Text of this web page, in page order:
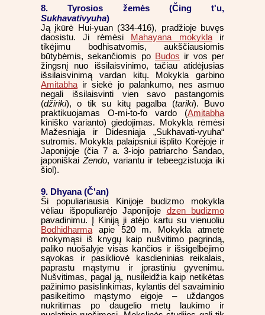
8. Tyrosios žemės (Čing t'u,
Sukhavativyuha)
Ją įkūrė Hui-yuan (334-416), pradžioje buvęs
daosistu. Ji rėmėsi
Mahayana mokyklair
tikėjimu bodhisatvomis, aukščiausiomis
būtybėmis, sekančiomis po Budos ir vos per
žingsnį nuo išsilaisvinimo, tačiau atidėjusias
išsilaisvinimą vardan kitų. Mokykla garbino
Amitabha ir siekė jo palankumo, nes asmuo
negali išsilaisvinti vien savo pastangomis
(džiriki), o tik su kitų pagalba (tariki). Buvo
praktikuojamas O-mi-to-fo vardo (Amitabha
kiniško varianto) giedojimas. Mokykla rėmėsi
Mažesniąja ir Didesniąja „Sukhavati-vyuha“
sutromis. Mokykla palaipsniui išplito Korėjoje ir
Japonijoje (čia 7 a. 3-iojo patriarcho Šandao,
japoniškaiZendo, variantu ir tebeegzistuoja iki
šiol).
9. Dhyana (Č'an)
Ši populiariausia Kinijoje budizmo mokykla
vėliau išpopuliarėjo Japonijoje dzen budizmo
pavadinimu. Į Kiniją ji atėjo kartu su vienuoliu
Bodhidharma apie 520 m. Mokykla atmetė
mokymąsi iš knygų kaip nušvitimo pagrindą,
paliko nuošalyje visas kančios ir išsigelbėjimo
sąvokas ir pasikliovė kasdieninias reikalais,
paprastu mąstymu ir įprastiniu gyvenimu.
Nušvitimas, pagal ją, nusileidžia kaip netikėtas
pažinimo pasislinkimas, kylantis dėl savaiminio
pasikeitimo mąstymo eigoje – uždangos
nukritimas po daugelio metų laukimo ir